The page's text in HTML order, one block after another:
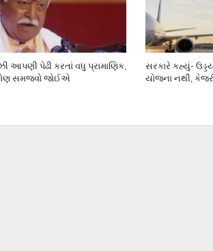
આપણી પેઢી કરતાં વધુ પ્રામાણિક,
સમજવો જોઈએ
સરકારે કહ્યું-
યોજના નથી,